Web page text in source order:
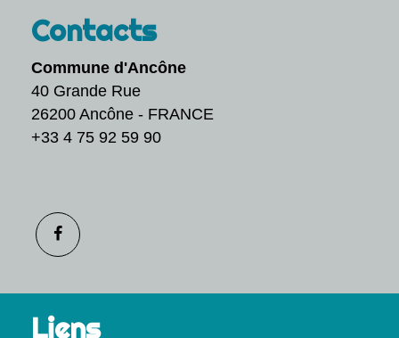
Contacts
Commune d'Ancône
40 Grande Rue
26200 Ancône - FRANCE
+33 4 75 92 59 90
Liens